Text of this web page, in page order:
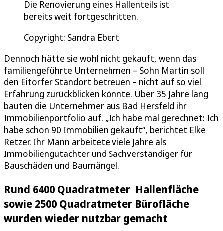
Die Renovierung eines Hallenteils ist
bereits weit fortgeschritten.
Copyright: Sandra Ebert
Dennoch hätte sie wohl nicht gekauft, wenn das
familiengeführte Unternehmen – Sohn Martin soll
den Eitorfer Standort betreuen – nicht auf so viel
Erfahrung zurückblicken könnte. Über 35 Jahre lang
bauten die Unternehmer aus Bad Hersfeld ihr
Immobilienportfolio auf. „Ich habe mal gerechnet: Ich
habe schon 90 Immobilien gekauft“, berichtet Elke
Retzer. Ihr Mann arbeitete viele Jahre als
Immobiliengutachter und Sachverständiger für
Bauschäden und Baumängel.
Rund 6400 Quadratmeter Hallenfläche
sowie 2500 Quadratmeter Bürofläche
wurden wieder nutzbar gemacht